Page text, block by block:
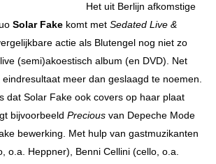
Het uit Berlijn afkomstige
Solar Fake komt met Sedated Live &
actie als Blutengel nog niet zo
(semi)akoestisch album (en DVD). Net
meer dan geslaagd te noemen.
dat Solar Fake ook covers op haar plaat
bijvoorbeeld Precious van Depeche Mode
bewerking. Met hulp van gastmuzikanten
o.a. Heppner), Benni Cellini (cello, o.a.